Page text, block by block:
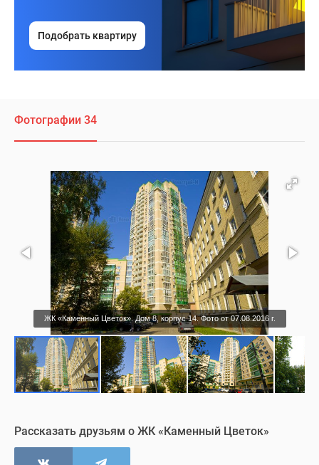
Подобрать квартиру
Фотографии 34
ЖК «Каменный Цветок». Дом 8, корпус 14. Фото от 07.08.2016 г.
Рассказать друзьям о ЖК «Каменный Цветок»